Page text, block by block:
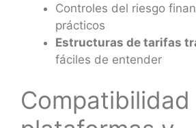
Controles del riesgo
prácticos
Estructuras de tarifas
fáciles de entender
Compatibilidad